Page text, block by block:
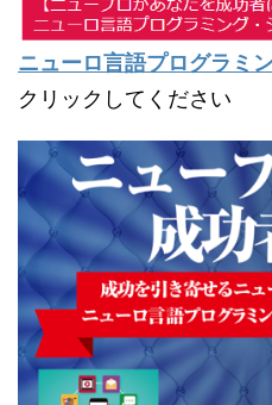
ニューロ言語プログラミ
クリックしてください